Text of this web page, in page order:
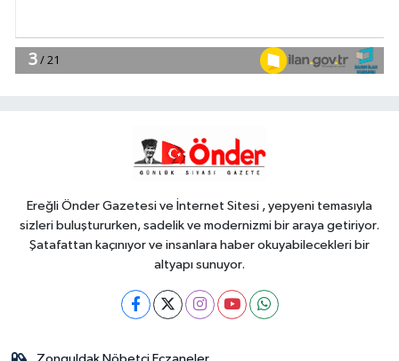
18:40
CİSİM!
Ereğli Önder Gazetesi ve İnternet Sitesi , yepyeni temasıyla
sizleri buluştururken, sadelik ve modernizmi bir araya getiriyor.
Şatafattan kaçınıyor ve insanlara haber okuyabilecekleri bir
altyapı sunuyor.